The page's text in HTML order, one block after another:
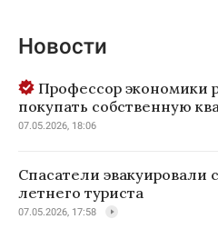
Новости
Профессор экономики
покупать собственную
07.05.2026, 18:06
Спасатели эвакуировали
летнего туриста
07.05.2026, 17:58